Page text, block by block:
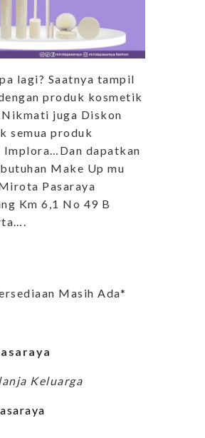
lagi? Saatnya tampil
produk kosmetik
juga Diskon
semua produk
Implora…Dan dapatkan
Make Up mu
Pasaraya
Km 6,1 No 49 B
Masih Ada*
Keluarga